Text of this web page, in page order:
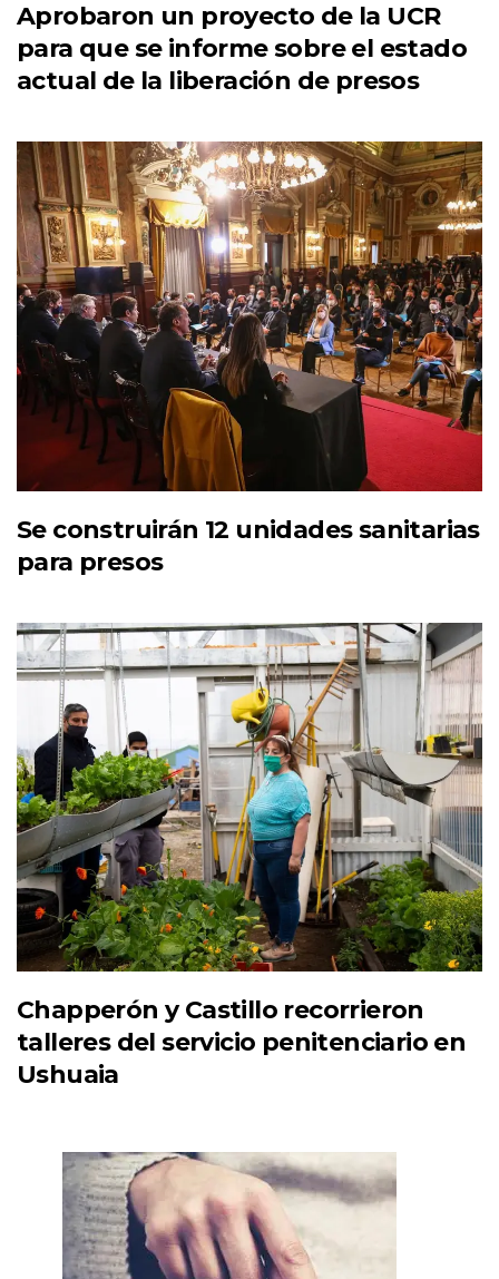
Aprobaron un proyecto de la UCR
para que se informe sobre el estado
actual de la liberación de presos
Se construirán 12 unidades sanitarias
para presos
Chapperón y Castillo recorrieron
talleres del servicio penitenciario en
Ushuaia